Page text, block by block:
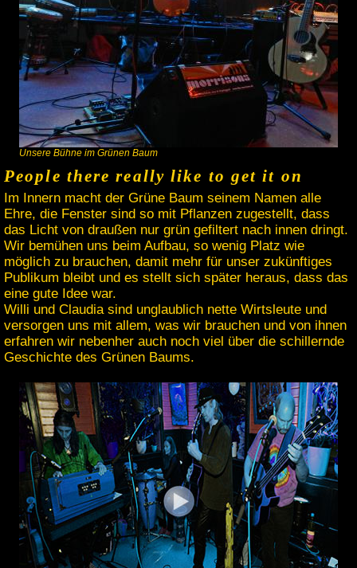
Unsere Bühne im Grünen Baum
People there really like to get it on
Im Innern macht der Grüne Baum seinem Namen alle
Ehre, die Fenster sind so mit Pflanzen zugestellt, dass
das Licht von draußen nur grün gefiltert nach innen dringt.
Wir bemühen uns beim Aufbau, so wenig Platz wie
möglich zu brauchen, damit mehr für unser zukünftiges
Publikum bleibt und es stellt sich später heraus, dass das
eine gute Idee war.
Willi und Claudia sind unglaublich nette Wirtsleute und
versorgen uns mit allem, was wir brauchen und von ihnen
erfahren wir nebenher auch noch viel über die schillernde
Geschichte des Grünen Baums.